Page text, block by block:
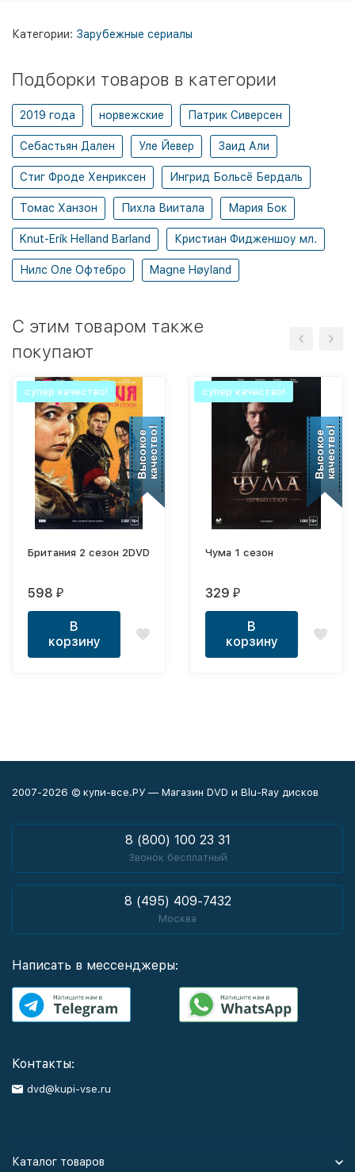
Категории: Зарубежные сериалы
Подборки товаров в категории
2019 года норвежские Патрик Сиверсен
Себастьян Дален Уле Йевер Заид Али
Стиг Фроде Хенриксен Ингрид Больсё Бердаль
Томас Ханзон Пихла Виитала Мария Бок
Knut-Erik Helland Barland Кристиан Фидженшоу мл.
Нилс Оле Офтебро Magne Høyland
C этим товаром также
покупают
Высокоекачество!
супер качество!
Британия 2 сезон 2DVD
598 ₽
В
корзину
Высокоекачество!
супер качество!
Чума 1 сезон
329 ₽
В
корзину
2007-2026 © купи-все.РУ — Магазин DVD и Blu-Ray дисков
8 (800) 100 23 31
Звонок бесплатный
8 (495) 409-7432
Москва
Написать в мессенджеры:
Контакты:
dvd@kupi-vse.ru
Каталог товаров